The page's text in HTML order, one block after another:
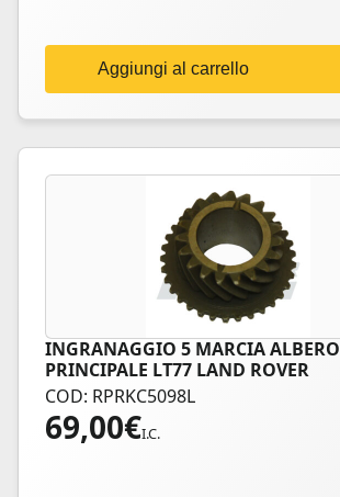
Aggiungi al carrello
INGRANAGGIO 5 MARCIA ALBERO
PRINCIPALE LT77 LAND ROVER
COD: RPRKC5098L
69,00€I.C.